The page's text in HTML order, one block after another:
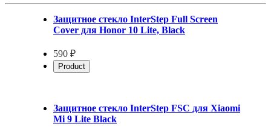
Защитное стекло InterStep Full Screen
Cover для Honor 10 Lite, Black
590 ₽
Product
Защитное стекло InterStep FSC для Xiaomi
Mi 9 Lite Black